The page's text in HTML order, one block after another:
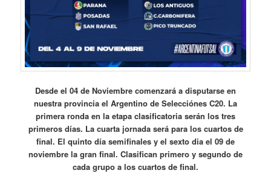
Desde el 04 de Noviembre comenzará a disputarse en
nuestra provincia el Argentino de Selecciónes C20. La
primera ronda en la etapa clasificatoria serán los tres
primeros días. La cuarta jornada será para los cuartos de
final. El quinto día semifinales y el sexto dia el 09 de
noviembre la gran final. Clasifican primero y segundo de
cada grupo a los cuartos de final.